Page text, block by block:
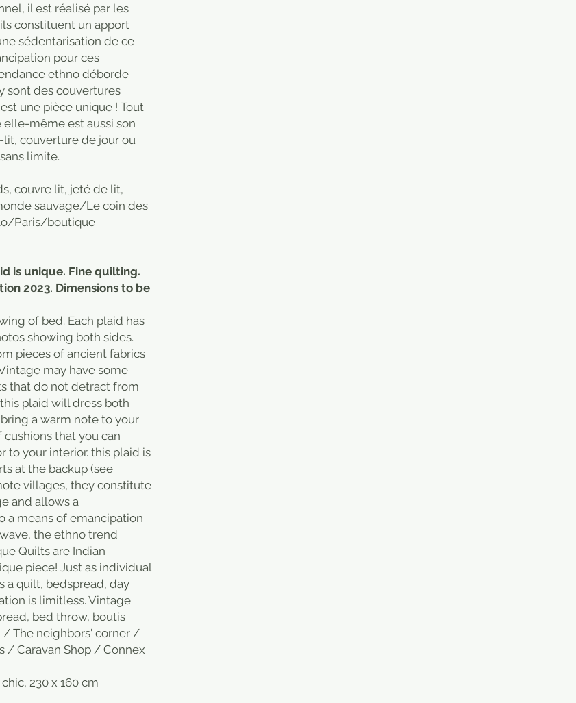
il est réalisé par les
constituent un apport
sédentarisation de ce
pour ces
ethno déborde
sont des couvertures
une pièce unique ! Tout
même est aussi son
couverture de jour ou
limite.
couvre lit, jeté de lit,
sauvage/Le coin des
Paris/boutique
is unique. Fine quilting.
2023. Dimensions to be
of bed. Each plaid has
showing both sides.
pieces of ancient fabrics
may have some
that do not detract from
plaid will dress both
a warm note to your
that you can
to your interior. this plaid is
at the backup (see
villages, they constitute
and allows a
a means of emancipation
the ethno trend
Quilts are Indian
piece! Just as individual
a quilt, bedspread, day
is limitless. Vintage
bed throw, boutis
The neighbors' corner /
/ Caravan Shop / Connex
230 x 160 cm